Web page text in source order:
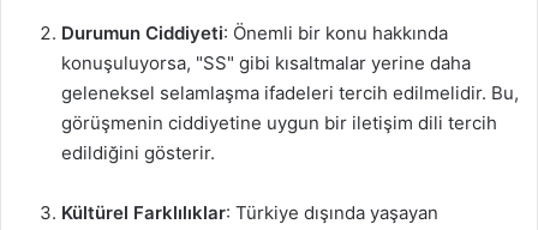
Durumun Ciddiyeti: Önemli bir konu hakkında
konuşuluyorsa, "SS" gibi kısaltmalar yerine daha
geleneksel selamlaşma ifadeleri tercih edilmelidir. Bu,
görüşmenin ciddiyetine uygun bir iletişim dili tercih
edildiğini gösterir.
Kültürel Farklılıklar: Türkiye dışında yaşayan